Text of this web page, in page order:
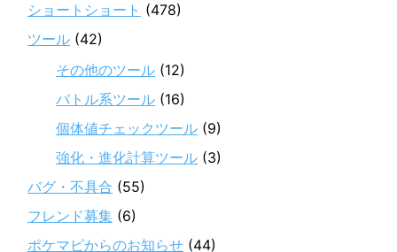
ショートショート (478)
ツール (42)
その他のツール (12)
バトル系ツール (16)
個体値チェックツール (9)
強化・進化計算ツール (3)
バグ・不具合 (55)
フレンド募集 (6)
ポケマピからのお知らせ (44)